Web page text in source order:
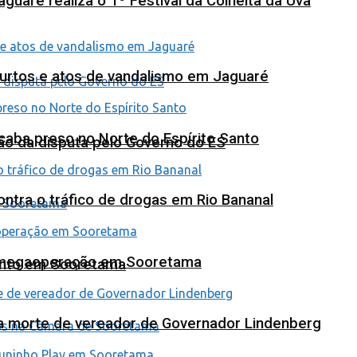
da disputa pelo Governo do ES
em Sooretama
e atos de vandalismo em Jaguaré
preso no Norte do Espírito Santo
o tráfico de drogas em Rio Bananal
em Sooretama
de vereador de Governador Lindenberg